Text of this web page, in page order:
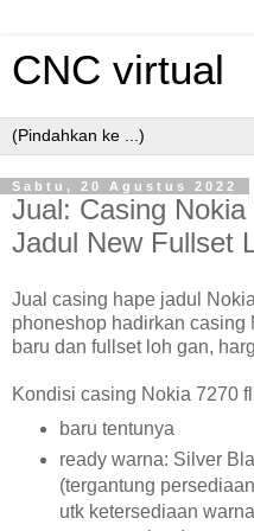
CNC virtual
Sabtu, 20 Agustus 2022
Jual: Casing
Jadul New Fullset
Jual casing hape jadul
phoneshop hadirkan
baru dan fullset loh gan,
Kondisi casing Nokia 7270
baru tentunya
ready warna: Silver
(tergantung
utk ketersediaan